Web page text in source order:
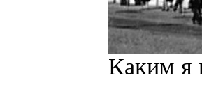
Каким я